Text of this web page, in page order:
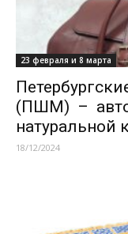
23 февраля и 8 марта
(ПШМ) –
натуральной
18/12/2024